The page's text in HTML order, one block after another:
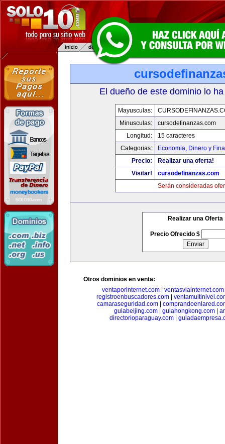
El dueño de este dominio lo
Mayusculas:
Minusculas:
cursodefinanzas.com
Longitud:
15 caracteres
Categorias:
Economia, Dinero y
Precio:
Realizar una oferta!
Visitar!
cursodefinanzas.com
Serán consideradas
Realizar una Oferta
Precio Ofrecido $
Otros dominios en venta:
ventaporinternet.com
ventasviainternet.com
registroenbuscadores.com
camaraseguridad.com
guiabeijing.com
guiahongkong.com
directorioparaguay.com|